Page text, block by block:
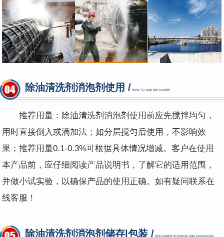
除油清洗剂消泡剂使用 / HOW TO USE DEFOAMER
推荐用量：除油清洗剂消泡剂使用前应先搅拌均匀，
用时直接倒入或滴加法；如分层搅匀后使用，不影响效
果；推荐用量0.1-0.3%可根据具体情况增减。客户在使用
本产品前，应仔细阅读产品说明书，了解它的适用范围，
并做小试实验，以确保产品的使用正确。如有疑问联系在
线客服！
除油清洗剂消泡剂储存|包装 / DEFOAMER STORAGE AND PACKAGING